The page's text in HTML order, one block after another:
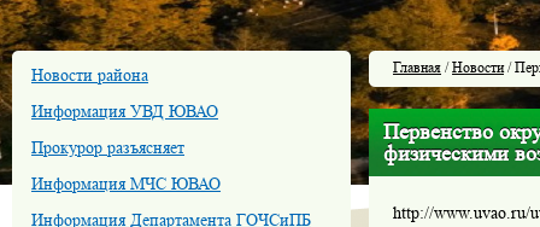
Новости района
Информация УВД ЮВАО
Прокурор разъясняет
Информация МЧС ЮВАО
Информация Департамента ГОЧСиПБ
Главная /Новости/
Первенство
физическими
http://www.uvao.ru/